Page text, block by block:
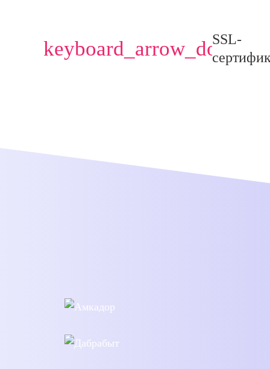
SSL-
keyboard_arrow_down